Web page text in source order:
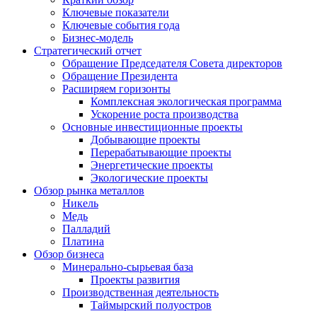
Ключевые показатели
Ключевые события года
Бизнес-модель
Стратегический отчет
Обращение Председателя Совета директоров
Обращение Президента
Расширяем горизонты
Комплексная экологическая программа
Ускорение роста производства
Основные инвестиционные проекты
Добывающие проекты
Перерабатывающие проекты
Энергетические проекты
Экологические проекты
Обзор рынка металлов
Никель
Медь
Палладий
Платина
Обзор бизнеса
Минерально-сырьевая база
Проекты развития
Производственная деятельность
Таймырский полуостров